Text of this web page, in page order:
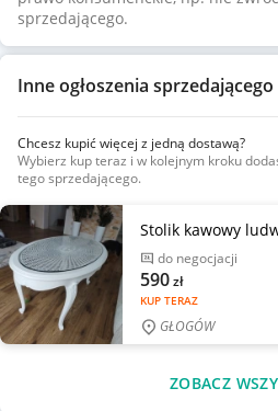
sprzedającego.
Inne ogłoszenia sprzedającego
Chcesz kupić więcej z jedną dostawą?
Wybierz kup teraz i w kolejnym kroku
tego sprzedającego.
Stolik kawowy
do negocjacji
KUP TERAZ
590zł
GŁOGÓW
ZOBACZ